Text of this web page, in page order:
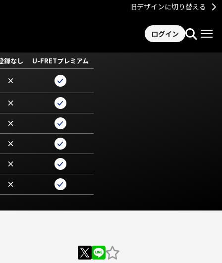
旧デザインに切り替える
ログイン
録なし U-FRETプレミアム
×
×
×
×
×
×